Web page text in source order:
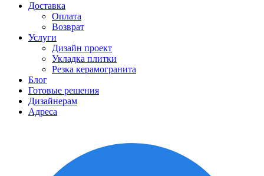
Доставка
Оплата
Возврат
Услуги
Дизайн проект
Укладка плитки
Резка керамогранита
Блог
Готовые решения
Дизайнерам
Адреса